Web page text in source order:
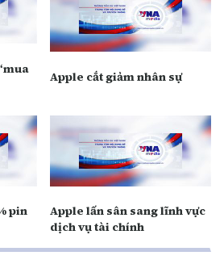
Apple cắt giảm nhân sự
pin
Apple lấn sân sang lĩnh vực
dịch vụ tài chính